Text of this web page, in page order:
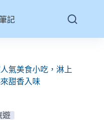
記
氣美食小吃，淋上
甜香入味
遊